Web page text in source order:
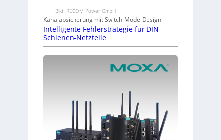
Bild: RECOM Power GmbH
Kanalabsicherung mit Switch-Mode-Design
Intelligente Fehlerstrategie für DIN-
Schienen-Netzteile